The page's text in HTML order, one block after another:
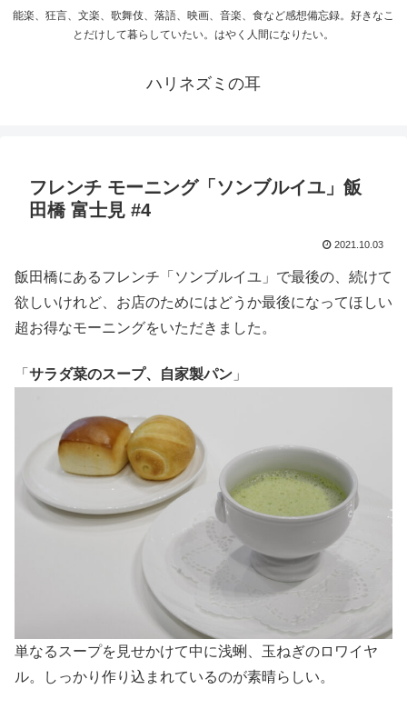
能楽、狂言、文楽、歌舞伎、落語、映画、音楽、食など感想備忘録。好きなこ
とだけして暮らしていたい。はやく人間になりたい。
ハリネズミの耳
フレンチ モーニング「ソンブルイユ」飯
田橋 富士見 #4
2021.10.03
飯田橋にあるフレンチ「ソンブルイユ」で最後の、続けて
欲しいけれど、お店のためにはどうか最後になってほしい
超お得なモーニングをいただきました。
「 サラダ菜のスープ、自家製パン 」
単なるスープを見せかけて中に浅蜊、玉ねぎのロワイヤ
ル。しっかり作り込まれているのが素晴らしい。